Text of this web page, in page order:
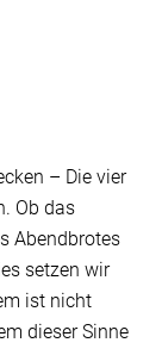
– Die vier
Ob das
Abendbrotes
setzen wir
ist nicht
dieser Sinne